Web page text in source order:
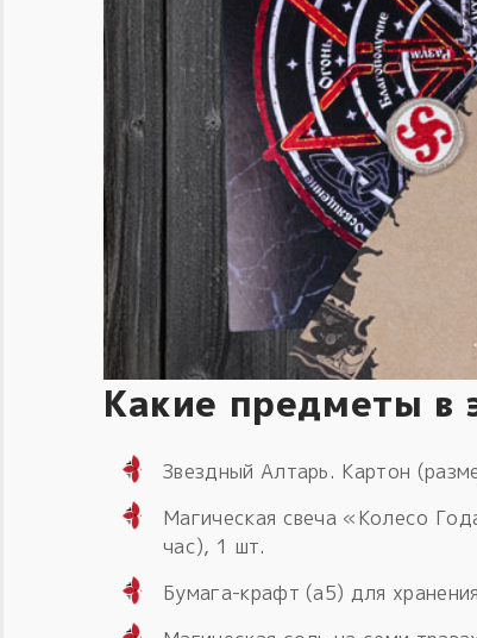
Какие предметы в
Звездный Алтарь. Картон
Магическая свеча «Колесо
час), 1 шт.
Бумага-крафт (а5) для